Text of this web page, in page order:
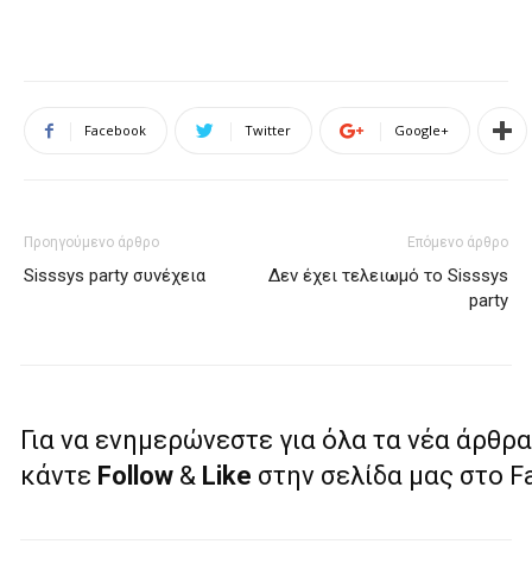
Facebook Twitter Google+
Προηγούμενο άρθρο
Sisssys party συνέχεια
Επόμενο άρθρο
Δεν έχει τελειωμό το Sisssys
party
Για να ενημερώνεστε για όλα τα νέα άρθρα
κάντε Follow & Like στην σελίδα μας στο